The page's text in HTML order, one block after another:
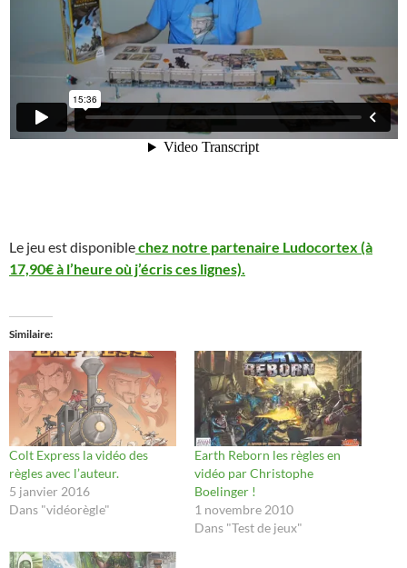
Le jeu est disponiblechez notre partenaire Ludocortex (à
17,90€ à l’heure où j’écris ces lignes).
Similaire
Colt Express la vidéo des
règles avec l’auteur.
5 janvier 2016
Dans "vidéorègle"
Earth Reborn les règles en
vidéo par Christophe
Boelinger !
1 novembre 2010
Dans "Test de jeux"